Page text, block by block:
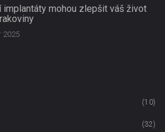
implantáty mohou zlepšit váš život
2025
(10)
(32)